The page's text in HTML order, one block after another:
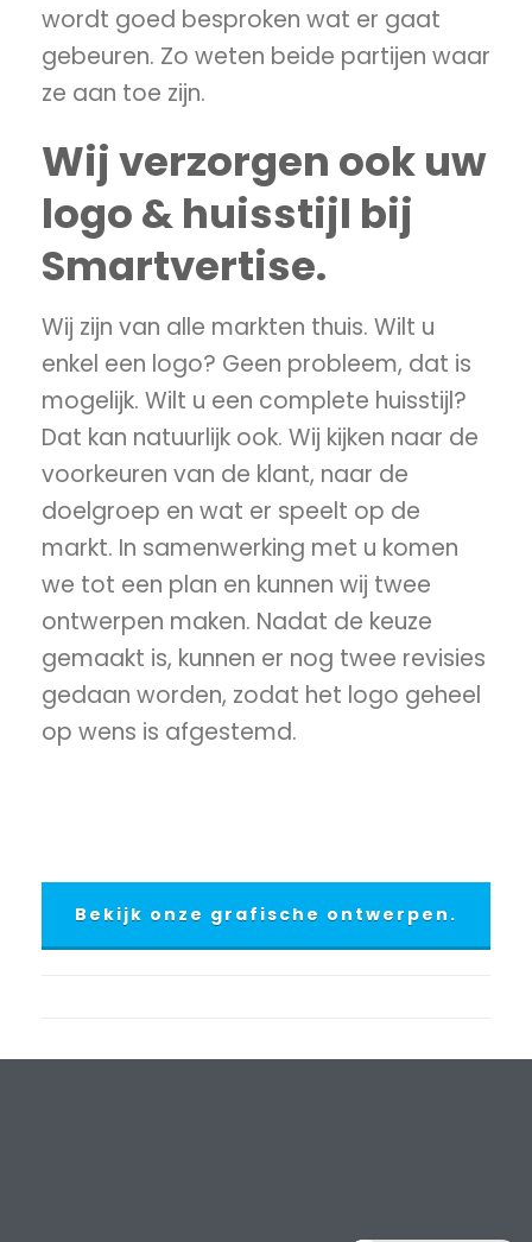
wordt goed besproken wat er gaat
gebeuren. Zo weten beide partijen waar
ze aan toe zijn.
Wij verzorgen ook uw
logo & huisstijl bij
Smartvertise.
Wij zijn van alle markten thuis. Wilt u
enkel een logo? Geen probleem, dat is
mogelijk. Wilt u een complete huisstijl?
Dat kan natuurlijk ook. Wij kijken naar de
voorkeuren van de klant, naar de
doelgroep en wat er speelt op de
markt. In samenwerking met u komen
we tot een plan en kunnen wij twee
ontwerpen maken. Nadat de keuze
gemaakt is, kunnen er nog twee revisies
gedaan worden, zodat het logo geheel
op wens is afgestemd.
Bekijk onze grafische ontwerpen.